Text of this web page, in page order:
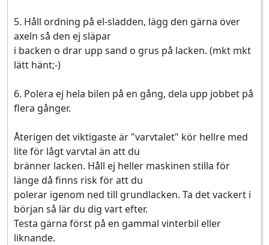
5. Håll ordning på el-sladden, lägg den gärna över
axeln så den ej släpar
i backen o drar upp sand o grus på lacken. (mkt mkt
lätt hänt;-)
6. Polera ej hela bilen på en gång, dela upp jobbet på
flera gånger.
Återigen det viktigaste är "varvtalet" kör hellre med
lite för lågt varvtal än att du
bränner lacken. Håll ej heller maskinen stilla för
länge då finns risk för att du
polerar igenom ned till grundlacken. Ta det vackert i
början så lär du dig vart efter.
Testa gärna först på en gammal vinterbil eller
liknande.